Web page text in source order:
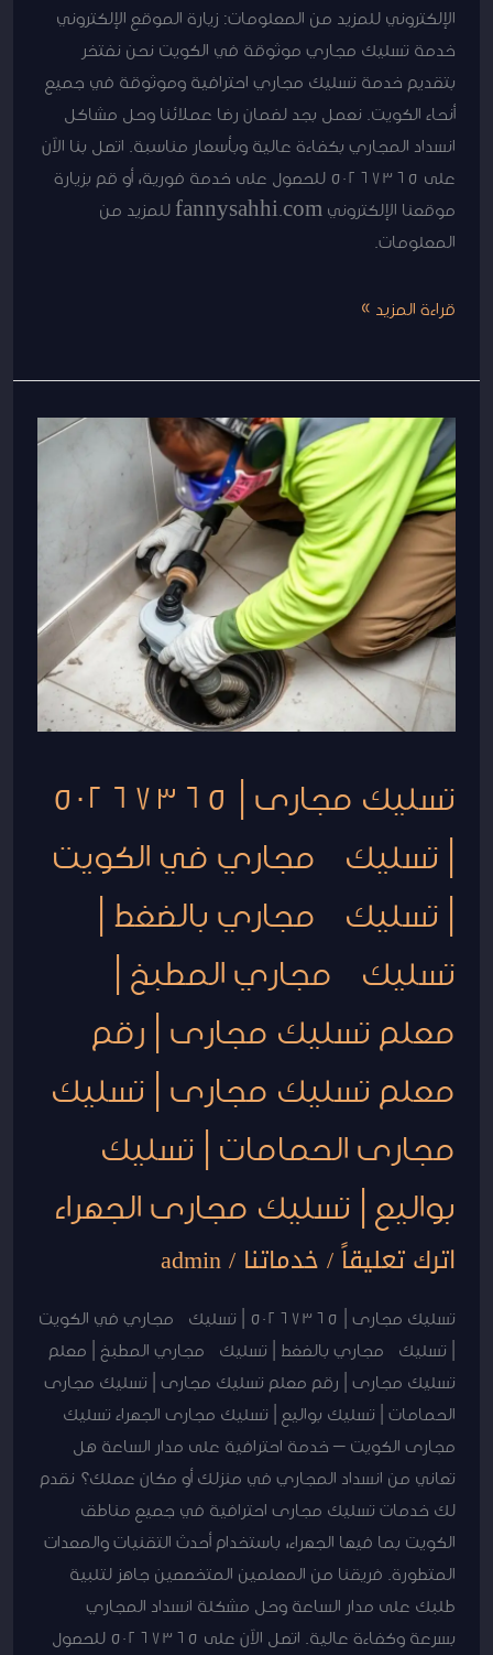
الإلكتروني للمزيد من المعلومات: زيارة الموقع الإلكتروني
خدمة تسليك مجاري موثوقة في الكويت نحن نفتخر
بتقديم خدمة تسليك مجاري احترافية وموثوقة في جميع
أنحاء الكويت. نعمل بجد لضمان رضا عملائنا وحل مشاكل
انسداد المجاري بكفاءة عالية وبأسعار مناسبة. اتصل بنا الآن
على 50267365 للحصول على خدمة فورية، أو قم بزيارة
موقعنا الإلكتروني fannysahhi.com للمزيد من
المعلومات.
قراءة المزيد »
تسليك مجارى | 50267365
| تسليك مجاري في الكويت
| تسليك مجاري بالضغط |
تسليك مجاري المطبخ |
معلم تسليك مجارى | رقم
معلم تسليك مجارى | تسليك
مجارى الحمامات | تسليك
بواليع | تسليك مجارى الجهراء
اترك تعليقاً/خدماتنا /
admin
تسليك مجارى | 50267365 | تسليك مجاري في الكويت
| تسليك مجاري بالضغط | تسليك مجاري المطبخ | معلم
تسليك مجارى | رقم معلم تسليك مجارى | تسليك مجارى
الحمامات | تسليك بواليع | تسليك مجارى الجهراء تسليك
مجارى الكويت – خدمة احترافية على مدار الساعة هل
تعاني من انسداد المجاري في منزلك أو مكان عملك؟ نقدم
لك خدمات تسليك مجارى احترافية في جميع مناطق
الكويت بما فيها الجهراء، باستخدام أحدث التقنيات والمعدات
المتطورة. فريقنا من المعلمين المتخصصين جاهز لتلبية
طلبك على مدار الساعة وحل مشكلة انسداد المجاري
بسرعة وكفاءة عالية. اتصل الآن على 50267365 للحصول
تسليك
مجارى
|
50267365
|
تسليك مجاري
في
الكويت
|
تسليك مجاري
|
تسليك مجاري
المطبخ
|
معلم
تسليك
مجارى
رقم
تسليك
مجارى
تسليك
مجارى
الحمامات
تسليك
بواليع
|
تسليك
مجارى
الجهراء